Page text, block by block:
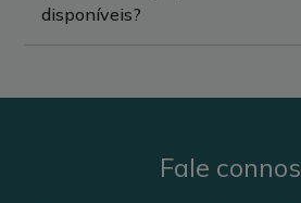
disponíveis?
Fale